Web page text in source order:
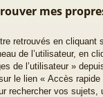
mes
retrouvés en cliquant
de l’utilisateur, en
de l’utilisateur »
le lien « Accès rapide
rechercher vos sujets,